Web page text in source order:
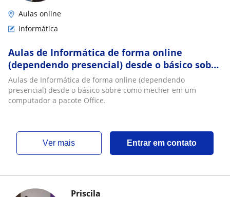
Aulas online
Informática
Aulas de Informática de forma online
(dependendo presencial) desde o básico sobre
como mecher em um computador a pacote
Office
Aulas de Informática de forma online (dependendo
presencial) desde o básico sobre como mecher em um
computador a pacote Office.
ver mais Entrar em contato
Priscila